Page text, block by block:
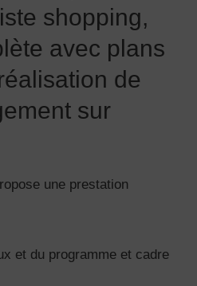
shopping,
avec plans
de
sur
une prestation
et du programme et cadre